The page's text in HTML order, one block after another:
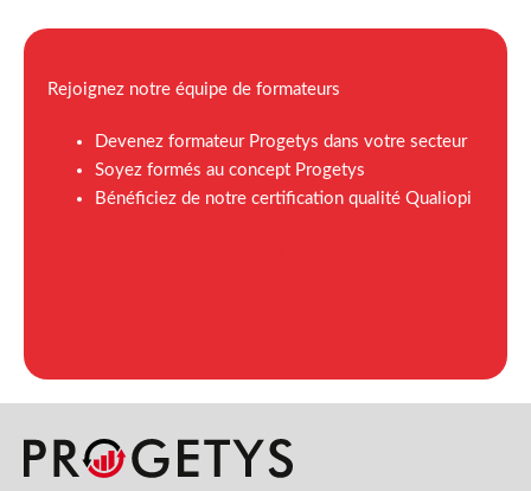
Rejoignez notre équipe de formateurs
Devenez formateur Progetys dans votre secteur
Soyez formés au concept Progetys
Bénéficiez de notre certification qualité Qualiopi